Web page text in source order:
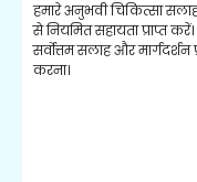
हमारे अनुभवी चिकित्सा
से नियमित सहायता प्राप्त
सर्वोत्तम सलाह और मार्गदर्शन
करना।